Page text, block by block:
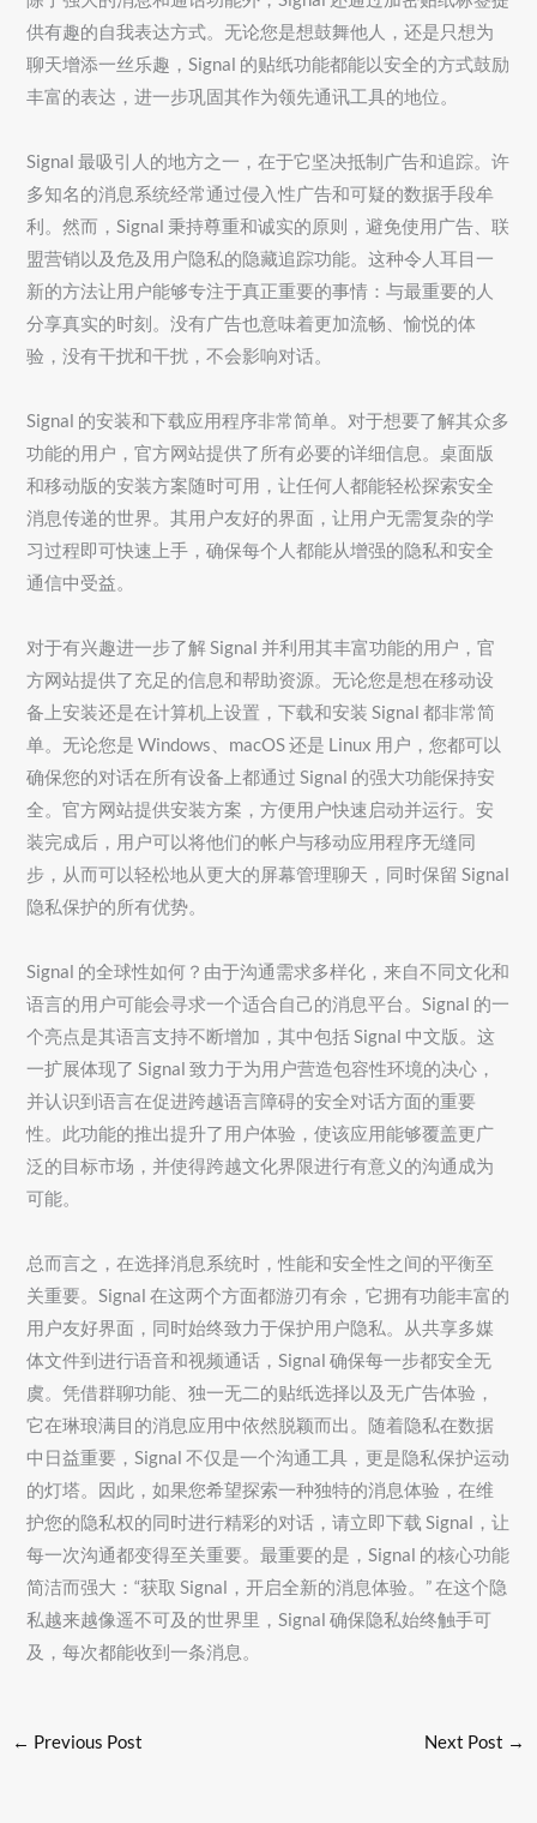
供有趣的自我表达方式。无论您是想鼓舞他人，还是只想为
聊天增添一丝乐趣，Signal 的贴纸功能都能以安全的方式鼓励
丰富的表达，进一步巩固其作为领先通讯工具的地位。
Signal 最吸引人的地方之一，在于它坚决抵制广告和追踪。许
多知名的消息系统经常通过侵入性广告和可疑的数据手段牟
利。然而，Signal 秉持尊重和诚实的原则，避免使用广告、联
盟营销以及危及用户隐私的隐藏追踪功能。这种令人耳目一
新的方法让用户能够专注于真正重要的事情：与最重要的人
分享真实的时刻。没有广告也意味着更加流畅、愉悦的体
验，没有干扰和干扰，不会影响对话。
Signal 的安装和下载应用程序非常简单。对于想要了解其众多
功能的用户，官方网站提供了所有必要的详细信息。桌面版
和移动版的安装方案随时可用，让任何人都能轻松探索安全
消息传递的世界。其用户友好的界面，让用户无需复杂的学
习过程即可快速上手，确保每个人都能从增强的隐私和安全
通信中受益。
对于有兴趣进一步了解 Signal 并利用其丰富功能的用户，官
方网站提供了充足的信息和帮助资源。无论您是想在移动设
备上安装还是在计算机上设置，下载和安装 Signal 都非常简
单。无论您是 Windows、macOS 还是 Linux 用户，您都可以
确保您的对话在所有设备上都通过 Signal 的强大功能保持安
全。官方网站提供安装方案，方便用户快速启动并运行。安
装完成后，用户可以将他们的帐户与移动应用程序无缝同
步，从而可以轻松地从更大的屏幕管理聊天，同时保留 Signal
隐私保护的所有优势。
Signal 的全球性如何？由于沟通需求多样化，来自不同文化和
语言的用户可能会寻求一个适合自己的消息平台。Signal 的一
个亮点是其语言支持不断增加，其中包括 Signal 中文版。这
一扩展体现了 Signal 致力于为用户营造包容性环境的决心，
并认识到语言在促进跨越语言障碍的安全对话方面的重要
性。此功能的推出提升了用户体验，使该应用能够覆盖更广
泛的目标市场，并使得跨越文化界限进行有意义的沟通成为
可能。
总而言之，在选择消息系统时，性能和安全性之间的平衡至
关重要。Signal 在这两个方面都游刃有余，它拥有功能丰富的
用户友好界面，同时始终致力于保护用户隐私。从共享多媒
体文件到进行语音和视频通话，Signal 确保每一步都安全无
虞。凭借群聊功能、独一无二的贴纸选择以及无广告体验，
它在琳琅满目的消息应用中依然脱颖而出。随着隐私在数据
中日益重要，Signal 不仅是一个沟通工具，更是隐私保护运动
的灯塔。因此，如果您希望探索一种独特的消息体验，在维
护您的隐私权的同时进行精彩的对话，请立即下载 Signal，让
每一次沟通都变得至关重要。最重要的是，Signal 的核心功能
简洁而强大：“获取 Signal，开启全新的消息体验。” 在这个隐
私越来越像遥不可及的世界里，Signal 确保隐私始终触手可
及，每次都能收到一条消息。
← Previous Post Next Post →